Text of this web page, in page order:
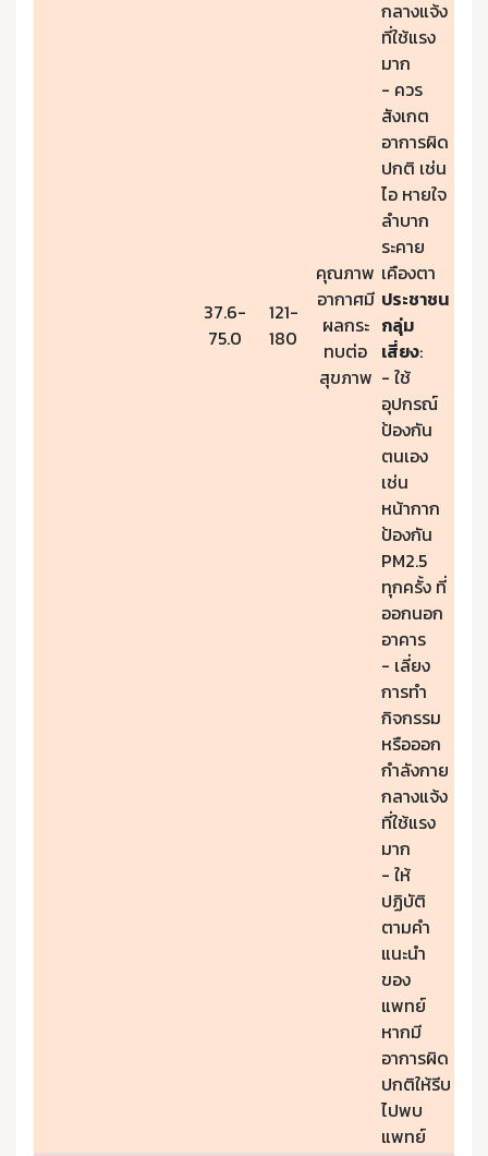
37.6-
75.0
121-
180
คุณภาพ
อากาศมี
ผลกระ
ทบต่อ
สุขภาพ
กลางแจ้ง
ที่ใช้แรง
มาก
- ควร
สังเกต
อาการผิด
ปกติ เช่น
ไอ หายใจ
ลำบาก
ระคาย
เคืองตา
ประชาชน
กลุ่ม
เสี่ยง:
- ใช้
อุปกรณ์
ป้องกัน
ตนเอง
เช่น
หน้ากาก
ป้องกัน
PM2.5
ทุกครั้ง ที่
ออกนอก
อาคาร
- เลี่ยง
การทำ
กิจกรรม
หรือออก
กำลังกาย
กลางแจ้ง
ที่ใช้แรง
มาก
- ให้
ปฏิบัติ
ตามคำ
แนะนำ
ของ
แพทย์
หากมี
อาการผิด
ปกติให้รีบ
ไปพบ
แพทย์